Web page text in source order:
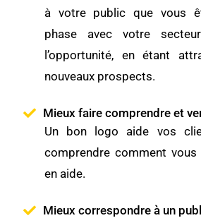
à votre public que vous
phase avec votre
l’opportunité, en étant
nouveaux prospects.
Mieux faire comprendre et
Un bon logo aide vos
comprendre comment vous
en aide.
Mieux correspondre à un